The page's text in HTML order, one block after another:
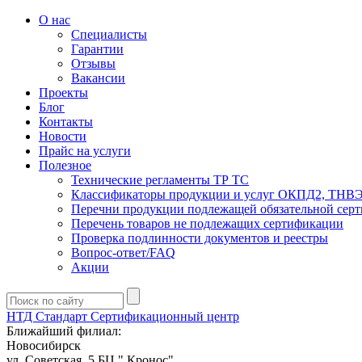
О нас
Специалисты
Гарантии
Отзывы
Вакансии
Проекты
Блог
Контакты
Новости
Прайс на услуги
Полезное
Технические регламенты ТР ТС
Классификаторы продукции и услуг ОКПД2,
Перечни продукции подлежащей обязательной
Перечень товаров не подлежащих сертификации
Проверка подлинности документов и реестры
Вопрос-ответ/FAQ
Акции
НТД Стандарт Сертификационный центр
Ближайший филиал:
Новосибирск